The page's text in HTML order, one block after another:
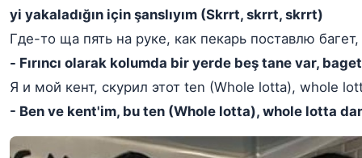
yi yakaladığın için şanslıyım (Skrrt, skrrt, skrrt)
Где-то ща пять на руке, как пекарь поставлю багет,
- Fırıncı olarak kolumda bir yerde beş tane var,
Я и мой кент, скурил этот ten (Whole lotta), whole
- Ben ve kent'im, bu ten (Whole lotta), whole lotta